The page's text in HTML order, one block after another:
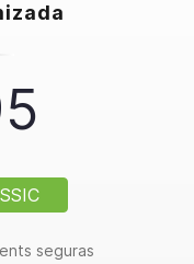
seguras